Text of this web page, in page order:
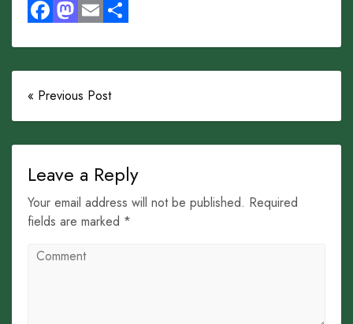
« Previous Post
Leave a Reply
Your email address will not be published. Required
fields are marked *